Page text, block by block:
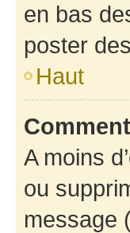
en bas
poster
Haut
A moins
ou
message